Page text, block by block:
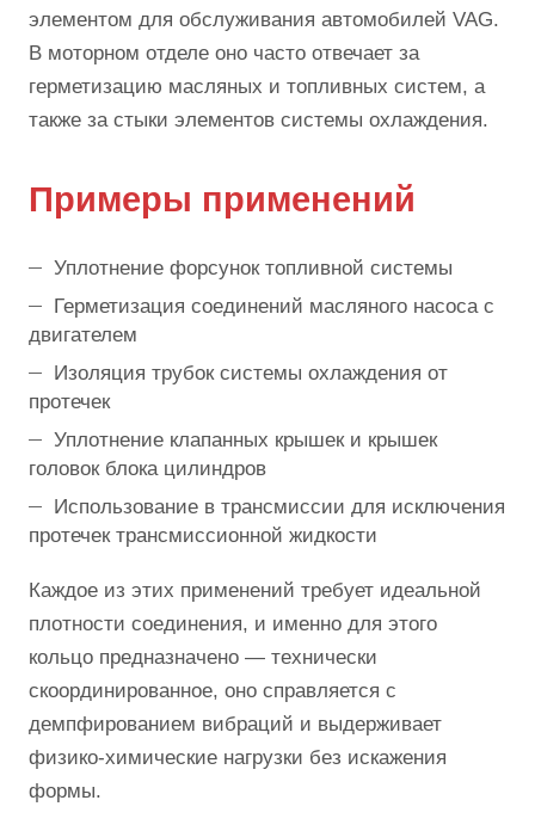
элементом для обслуживания автомобилей VAG.
В моторном отделе оно часто отвечает за
герметизацию масляных и топливных систем, а
также за стыки элементов системы охлаждения.
Примеры применений
Уплотнение форсунок топливной системы
Герметизация соединений масляного насоса с
двигателем
Изоляция трубок системы охлаждения от
протечек
Уплотнение клапанных крышек и крышек
головок блока цилиндров
Использование в трансмиссии для исключения
протечек трансмиссионной жидкости
Каждое из этих применений требует идеальной
плотности соединения, и именно для этого
кольцо предназначено — технически
скоординированное, оно справляется с
демпфированием вибраций и выдерживает
физико-химические нагрузки без искажения
формы.